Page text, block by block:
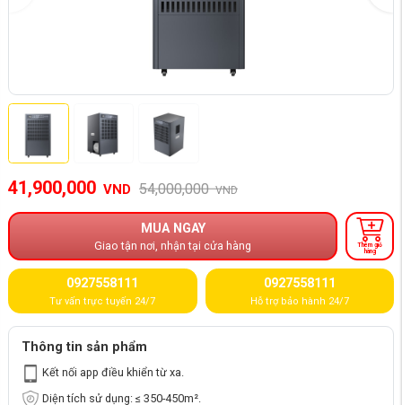
41,900,000 VND 54,000,000VND
MUA NGAY
Giao tận nơi, nhận tại cửa hàng
Thêm giỏ
hàng
0927558111
Tư vấn trực tuyến 24/7
0927558111
Hỗ trợ bảo hành 24/7
Thông tin sản phẩm
Kết nối app điều khiển từ xa.
Diện tích sử dụng: ≤ 350-450m².